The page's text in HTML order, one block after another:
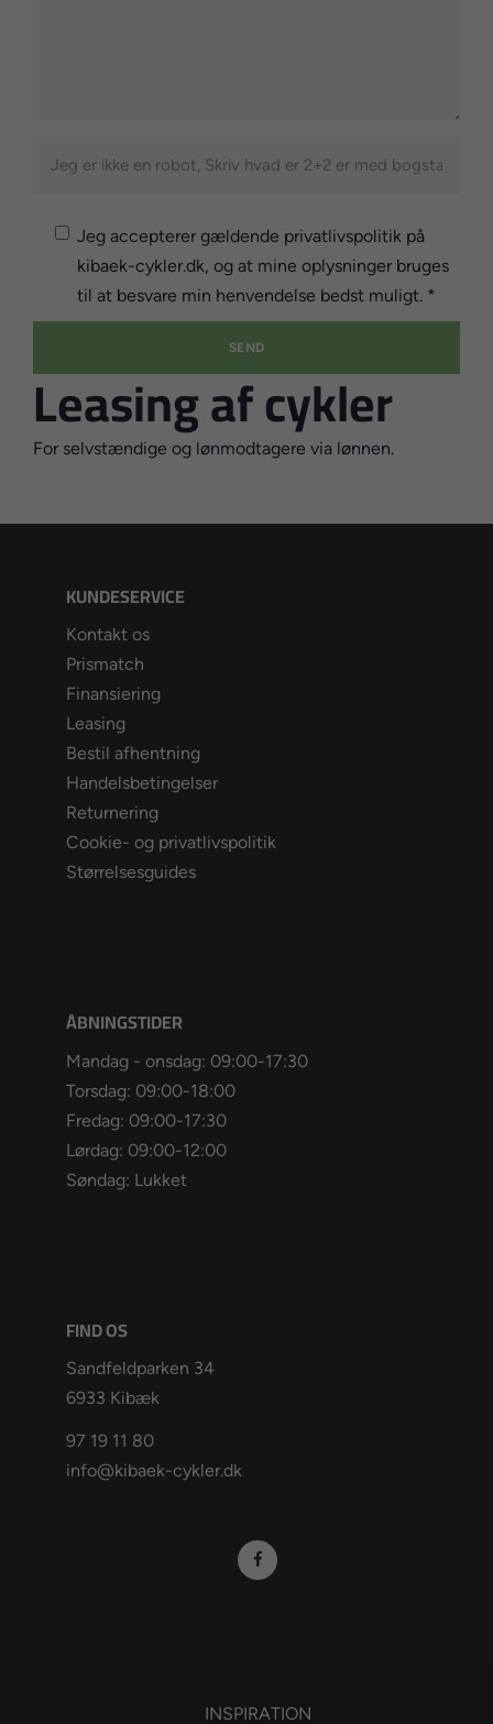
Jeg accepterer gældende privatlivspolitik på
kibaek-cykler.dk, og at mine oplysninger bruges
til at besvare min henvendelse bedst muligt. *
Leasing af cykler
For selvstændige og lønmodtagere via lønnen.
KUNDESERVICE
Kontakt os
Prismatch
Finansiering
Leasing
Bestil afhentning
Handelsbetingelser
Returnering
Cookie- og privatlivspolitik
Størrelsesguides
ÅBNINGSTIDER
Mandag - onsdag: 09:00-17:30
Torsdag: 09:00-18:00
Fredag: 09:00-17:30
Lørdag: 09:00-12:00
Søndag: Lukket
FIND OS
Sandfeldparken 34
6933 Kibæk
97 19 11 80
info@kibaek-cykler.dk
INSPIRATION